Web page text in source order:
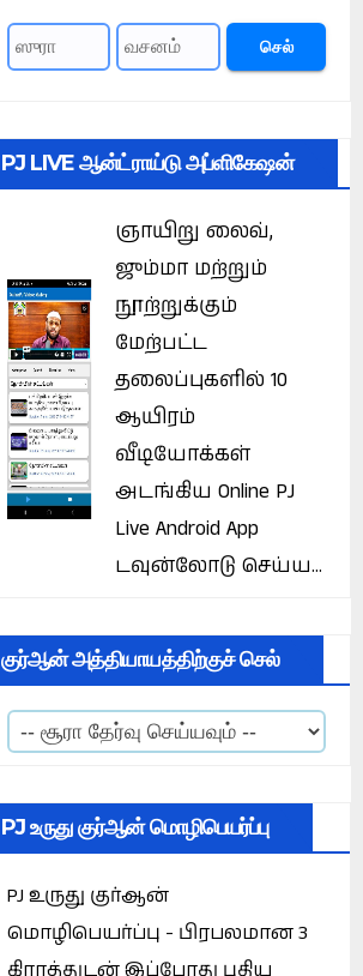
செல்
PJ LIVE ஆன்ட்ராய்டு அப்ளிகேஷன்
ஞாயிறு லைவ்,
ஜும்மா மற்றும்
நூற்றுக்கும்
மேற்பட்ட
தலைப்புகளில் 10
ஆயிரம்
வீடியோக்கள்
அடங்கிய Online PJ
Live Android App
டவுன்லோடு செய்ய...
குர்ஆன் அத்தியாயத்திற்குச் செல்
PJ உருது குர்ஆன் மொழிபெயர்ப்பு
PJ உருது குர்ஆன்
மொழிபெயர்ப்பு - பிரபலமான 3